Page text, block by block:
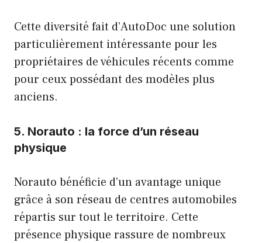
Cette diversité fait d’AutoDoc une solution
particulièrement intéressante pour les
propriétaires de véhicules récents comme
pour ceux possédant des modèles plus
anciens.
5. Norauto : la force d’un réseau
physique
Norauto bénéficie d’un avantage unique
grâce à son réseau de centres automobiles
répartis sur tout le territoire. Cette
présence physique rassure de nombreux